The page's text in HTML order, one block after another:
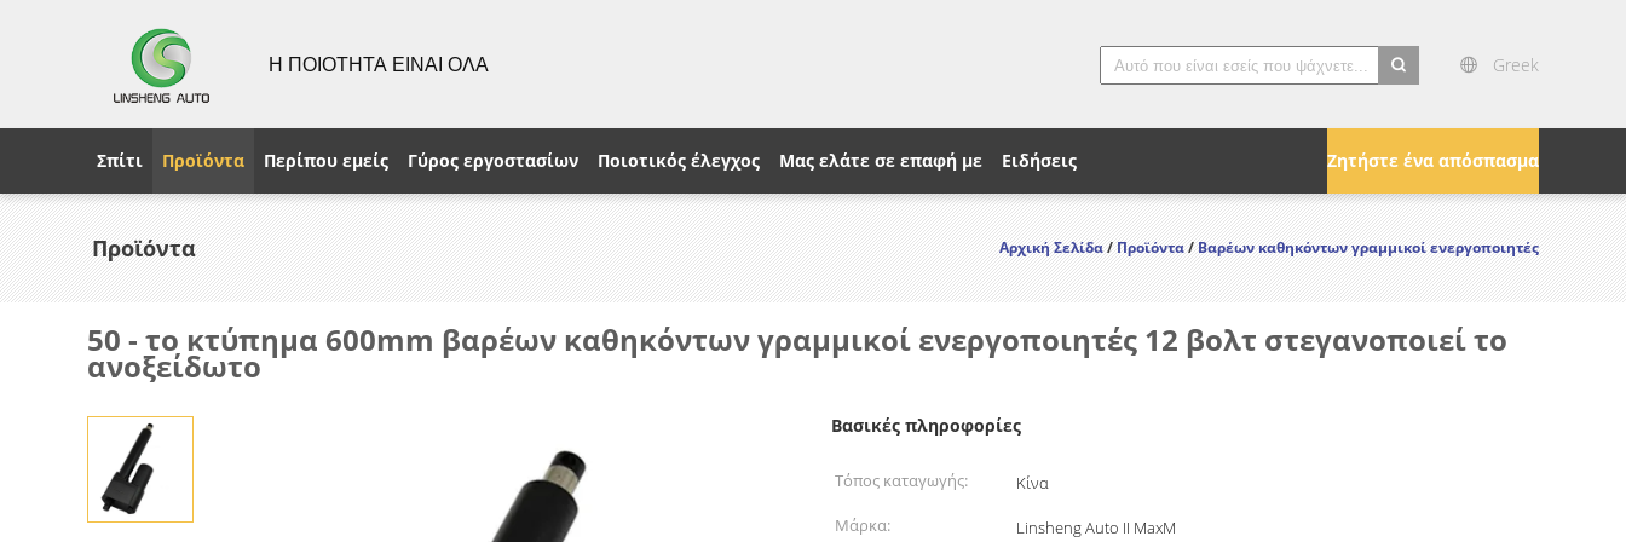
Η ΠΟΙΟΤΗΤΑ ΕΙΝΑΙ ΟΛΑ Greek
Ζητήστε ένα απόσπασμα
Σπίτι Προϊόντα Περίπου εμείς Γύρος εργοστασίων Ποιοτικός έλεγχος Μας ελάτε σε επαφή με Ειδήσεις
Προϊόντα Αρχική Σελίδα/Προϊόντα/Βαρέων καθηκόντων γραμμικοί ενεργοποιητές
50 - το κτύπημα 600mm βαρέων καθηκόντων γραμμικοί ενεργοποιητές 12 βολτ στεγανοποιεί το
ανοξείδωτο
Βασικές πληροφορίες
Τόπος καταγωγής:
Κίνα
Μάρκα:
Linsheng Auto II MaxM